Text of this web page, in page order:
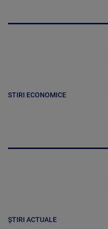
STIRI ECONOMICE
ȘTIRI ACTUALE